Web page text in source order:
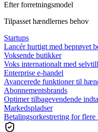
Efter forretningsmodel
Tilpasset hændlernes behov
Startups
Lancér hurtigt med beprøvet
Voksende butikker
Voks internationalt med
Enterprise e-handel
Avancerede funktioner til
Abonnementsbrands
Optimer tilbagevendende
Markedspladser
Betalingsorkestrering for flere